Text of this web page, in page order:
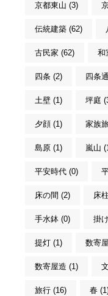
京都東山 (3)
伝統建築 (62)
古民家 (62) 和
四条 (2) 四条
土壁 (1) 坪庭
夕顔 (1) 家族
島原 (1) 嵐山
平安時代 (0)
床の間 (2) 床
手水鉢 (0) 掛
提灯 (1) 数寄
数寄屋造 (1)
旅行 (16) 春